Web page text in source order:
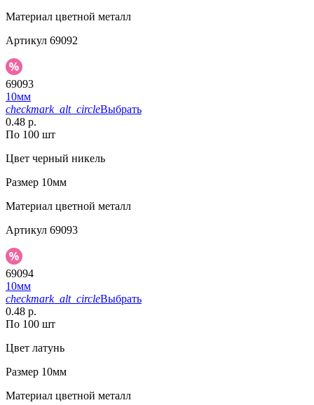
Материал цветной металл
Артикул 69092
69093
10мм
checkmark_alt_circleВыбрать
0.48 р.
По 100 шт
Цвет черный никель
Размер 10мм
Материал цветной металл
Артикул 69093
69094
10мм
checkmark_alt_circleВыбрать
0.48 р.
По 100 шт
Цвет латунь
Размер 10мм
Материал цветной металл